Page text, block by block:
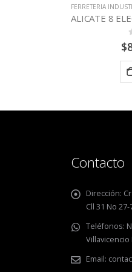
FERRETERIA
0
$
Contacto
Dirección:
Cll 31 No
Teléfonos:
Villavicencio
Email: